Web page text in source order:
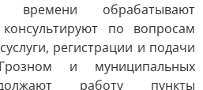
времени обрабатывают
по вопросам
регистрации и подачи
и муниципальных
работу пункты